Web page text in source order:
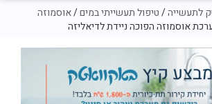
לתעשייה/טיפול תעשייתי במים/אוסמוזה
אוסמוזה הפוכה ניידת לדיאליזה